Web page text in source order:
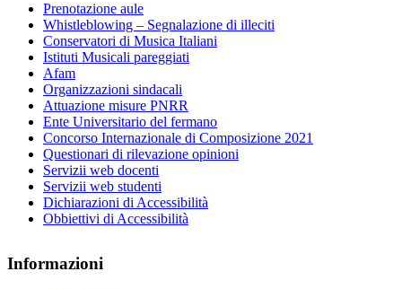
Prenotazione aule
Whistleblowing – Segnalazione di illeciti
Conservatori di Musica Italiani
Istituti Musicali pareggiati
Afam
Organizzazioni sindacali
Attuazione misure PNRR
Ente Universitario del fermano
Concorso Internazionale di Composizione 2021
Questionari di rilevazione opinioni
Servizii web docenti
Servizii web studenti
Dichiarazioni di Accessibilità
Obbiettivi di Accessibilità
Informazioni